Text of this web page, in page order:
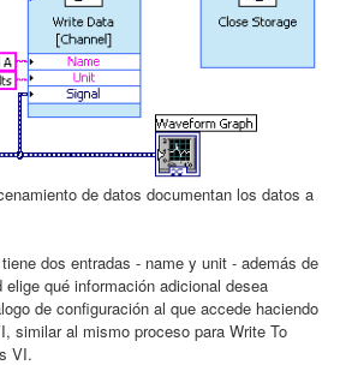
de datos documentan los datos a
dos entradas - name y unit - además de
qué información adicional desea
de configuración al que accede haciendo
similar al mismo proceso para Write To
VI.